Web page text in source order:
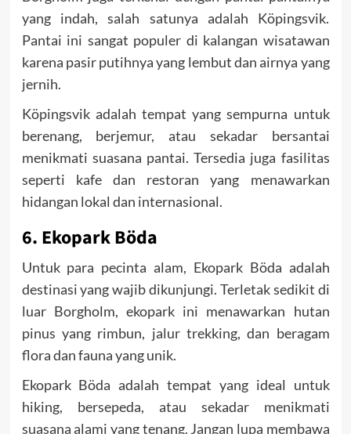
yang indah, salah satunya adalah Köpingsvik.
Pantai ini sangat populer di kalangan wisatawan
karena pasir putihnya yang lembut dan airnya yang
jernih.
Köpingsvik adalah tempat yang sempurna untuk
berenang, berjemur, atau sekadar bersantai
menikmati suasana pantai. Tersedia juga fasilitas
seperti kafe dan restoran yang menawarkan
hidangan lokal dan internasional.
6. Ekopark Böda
Untuk para pecinta alam, Ekopark Böda adalah
destinasi yang wajib dikunjungi. Terletak sedikit di
luar Borgholm, ekopark ini menawarkan hutan
pinus yang rimbun, jalur trekking, dan beragam
flora dan fauna yang unik.
Ekopark Böda adalah tempat yang ideal untuk
hiking, bersepeda, atau sekadar menikmati
suasana alami yang tenang. Jangan lupa membawa